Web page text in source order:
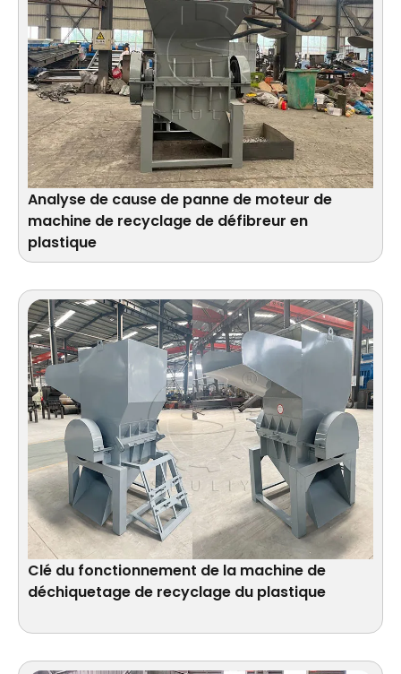
Analyse de cause de panne de moteur de
machine de recyclage de défibreur en
plastique
Clé du fonctionnement de la machine de
déchiquetage de recyclage du plastique